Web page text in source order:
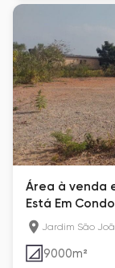
Área à venda
Está Em
Jardim São
9000m²